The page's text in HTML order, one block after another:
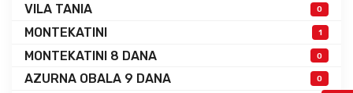
VILA TANIA 0
MONTEKATINI 1
MONTEKATINI 8 DANA 0
AZURNA OBALA 9 DANA 0